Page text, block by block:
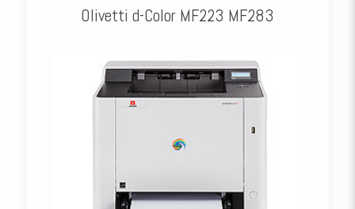
Olivetti d-Color MF223 MF283